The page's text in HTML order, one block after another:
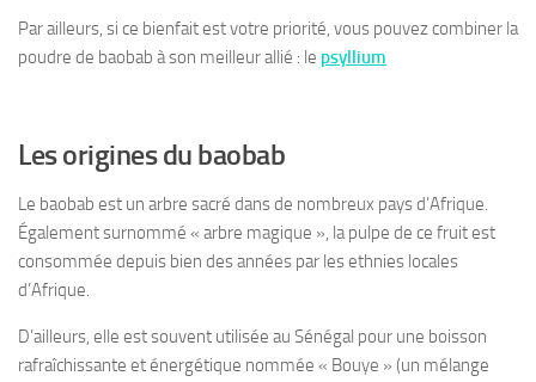
Par ailleurs, si ce bienfait est votre priorité, vous pouvez combiner la
poudre de baobab à son meilleur allié : le psyllium
Les origines du baobab
Le baobab est un arbre sacré dans de nombreux pays d’Afrique.
Également surnommé « arbre magique », la pulpe de ce fruit est
consommée depuis bien des années par les ethnies locales
d’Afrique.
D’ailleurs, elle est souvent utilisée au Sénégal pour une boisson
rafraîchissante et énergétique nommée « Bouye » (un mélange